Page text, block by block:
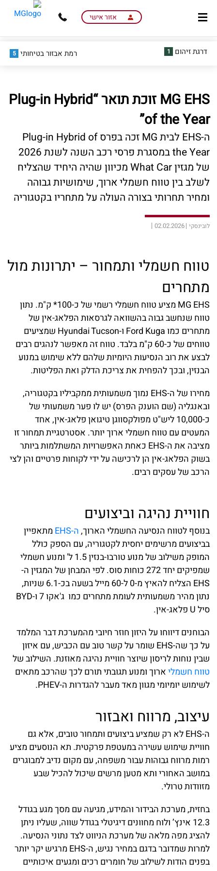
content
menu
אזור אישי
דרגת זיהום 1 רמת אבזור בטיחותי 5
MG EHS זוכת תואר “Plug-in Hybrid
of the Year”
ה-EHS לבית MG זכה בפרס Plug-in Hybrid of
the Year במסגרת פרסי רכב השנה לשנת 2026
של מגזין What Car מכיוון שהיה היחיד שהצליח
לשלב בין טווח חשמלי ארוך, שימושיות גבוהה
ומחיר תחרותי בצורה העולה על מתחריו בקטגוריה
לובינסקי 02.02.2026
טווח חשמלי ותמחור – יתרונות מול
מתחרים
MG EHS מציע טווח חשמלי רשמי של כ-100* ק"מ. נתון
טווח שנחשב גבוה בהשוואה לגרסאות הפלאג-אין של
מתחרים כמו Ford Kuga ו-Hyundai Tucson שמציעים
טווחים של כ-60 ק"מ בלבד. טווח זה מאפשר לנהגים רבים
לבצע את רוב הנסיעות היומיות שלהם ללא שימוש במנוע
הבנזין, ובכך להפחית את צריכת הדלק ואת הפליטות.
מחירו של ה-EHS נמוך משמעותית ממקביליו בקטגוריה,
ובאנגליה (שם הוענק הפרס) יש לו פער משמעותי של
כ-10,000 ליש"ט מפולקסווגן טיגואן פלאג-אין, אחד
המעטים עם טווח חשמלי ארוך יותר. אסטרטגיית תמחור זו
מציבה את ה-EHS כאחת האפשרויות המשתלמות ביותר
בשוק הפלאג-אין הן לרכישה על ידי לקוחות פרטיים והן לצי
הרכב של עסקים רבים.
חוויית נהיגה וביצועים
בנוסף לטווח הנסיעה החשמלי הארוך,ה-EHS
מתאפיין
בביצועים מרשימים יחסית לקטגוריה, עם הספק כולל
המופק משילוב של מנוע טורבו-בנזין 1.5 ל' ומנוע חשמלי
שמפיקים יחד 272 כוחות סוס. לפי המבחן של המגזין ה-
EHS הצליח להאיץ מ-0 ל-60 מייל בשעה בכ-6.1 שניות,
נתון מהיר משמעותית לעומת מתחרים כמו ג'אקו 7 ו-BYD
סיל U פלאג-אין.
הבוחנים דיווחו על היזון חוזר חיובי מהמערכת דבר המלמד
על כך שה-EHS שומר על קשר טוב עם הכביש, עם איזון
שבין נוחות לריסון שיוצר חוויית נהיגה מאוזנת. השילוב של
טווח חשמליארוך ומנוע תגובתי תורם לכך שהרכב מתאים
לשימוש יומיומי מגוון מאד מעבר להגדרות ה-PHEV.
עיצוב, מרווח ואבזור
ה-EHS לא רק שמציע ביצועים ותמחור טובים, אלא גם
חוויית שימוש עשירה במעטפת פרקטית. תא הנוסעים מציע
רמות מרווח גבוהות עבור משפחה, עם מקום נדיב למבוגרים
במושב האחורי ותא מטען מרשים שיכול להכיל שבע
מזוודות טרולי.
בחזית, מערכת הבידור והמידע, מגיעה עם מסך מגע בגודל
12.3 אינץ’ ולוח מחוונים דיגיטלי בגודל שווה, שעליו ניתן
להציג מפה מלאה של מערכת הניווט לצד נתוני הנסיעה.
למרות שמדובר בדגם במחיר נגיש, ה-EHS מרגיש יקר יותר
בפנים הודות לשילוב של חומרים רכים ומגעים איכותיים